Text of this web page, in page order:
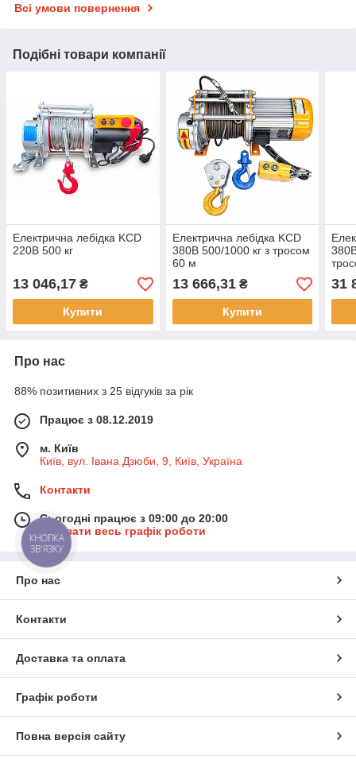
Всі умови повернення
Подібні товари компанії
Електрична лебідка KCD
220В 500 кг
13 046,17 ₴
Купити
Електрична лебідка KCD
380В 500/1000 кг з тросом
60 м
13 666,31₴
Купити
31
Про нас
88% позитивних з 25 відгуків за рік
Працює з 08.12.2019
м. Київ
Київ, вул. Івана Дзюби, 9, Київ, Україна
Контакти
Сьогодні працює з 09:00 до 20:00
Показати весь графік роботи
Про нас
Контакти
Доставка та оплата
Графік роботи
Повна версія сайту
КНОПКА
ЗВ'ЯЗКУ